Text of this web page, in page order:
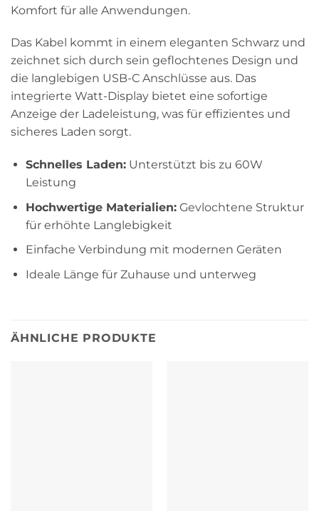
Komfort für alle Anwendungen.
Das Kabel kommt in einem eleganten Schwarz und
zeichnet sich durch sein geflochtenes Design und
die langlebigen USB-C Anschlüsse aus. Das
integrierte Watt-Display bietet eine sofortige
Anzeige der Ladeleistung, was für effizientes und
sicheres Laden sorgt.
Schnelles Laden:Unterstützt bis zu 60W
Leistung
Hochwertige Materialien:Gevlochtene Struktur
für erhöhte Langlebigkeit
Einfache Verbindung mit modernen Geräten
Ideale Länge für Zuhause und unterweg
ÄHNLICHE PRODUKTE